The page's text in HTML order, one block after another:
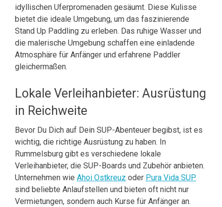
idyllischen Uferpromenaden gesäumt. Diese Kulisse
bietet die ideale Umgebung, um das faszinierende
Stand Up Paddling zu erleben. Das ruhige Wasser und
die malerische Umgebung schaffen eine einladende
Atmosphäre für Anfänger und erfahrene Paddler
gleichermaßen.
Lokale Verleihanbieter: Ausrüstung
in Reichweite
Bevor Du Dich auf Dein SUP-Abenteuer begibst, ist es
wichtig, die richtige Ausrüstung zu haben. In
Rummelsburg gibt es verschiedene lokale
Verleihanbieter, die SUP-Boards und Zubehör anbieten.
Unternehmen wie Ahoi Ostkreuz oder Pura Vida SUP
sind beliebte Anlaufstellen und bieten oft nicht nur
Vermietungen, sondern auch Kurse für Anfänger an.